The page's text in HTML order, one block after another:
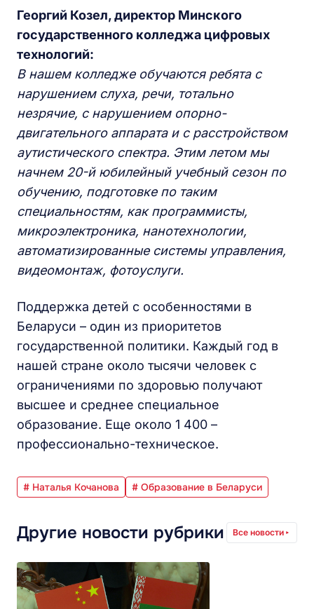
Георгий Козел, директор Минского
государственного колледжа цифровых
технологий:
В нашем колледже обучаются ребята с
нарушением слуха, речи, тотально
незрячие, с нарушением опорно-
двигательного аппарата и с расстройством
аутистического спектра. Этим летом мы
начнем 20-й юбилейный учебный сезон по
обучению, подготовке по таким
специальностям, как программисты,
микроэлектроника, нанотехнологии,
автоматизированные системы управления,
видеомонтаж, фотоуслуги.
Поддержка детей с особенностями в
Беларуси – один из приоритетов
государственной политики. Каждый год в
нашей стране около тысячи человек с
ограничениями по здоровью получают
высшее и среднее специальное
образование. Еще около 1 400 –
профессионально-техническое.
# Наталья Кочанова # Образование в Беларуси
Другие новости рубрики Все новости